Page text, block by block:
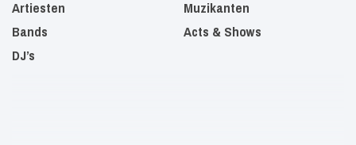
Artiesten
Bands
DJ’s
Muzikanten
Acts & Shows